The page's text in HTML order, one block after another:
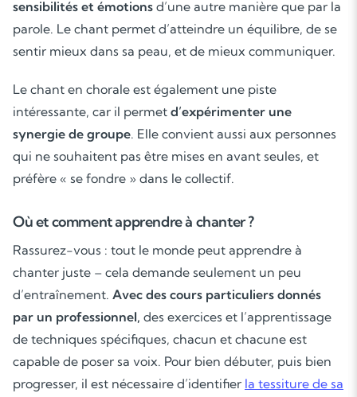
sensibilités et émotions d’une autre manière que par la
parole. Le chant permet d’atteindre un équilibre, de se
sentir mieux dans sa peau, et de mieux communiquer.
Le chant en chorale est également une piste
intéressante, car il permet d’expérimenter une
synergie de groupe. Elle convient aussi aux personnes
qui ne souhaitent pas être mises en avant seules, et
préfère « se fondre » dans le collectif.
Où et comment apprendre à chanter ?
Rassurez-vous : tout le monde peut apprendre à
chanter juste – cela demande seulement un peu
d’entraînement. Avec des cours particuliers donnés
par un professionnel, des exercices et l’apprentissage
de techniques spécifiques, chacun et chacune est
capable de poser sa voix. Pour bien débuter, puis bien
progresser, il est nécessaire d’identifier la tessiture de sa